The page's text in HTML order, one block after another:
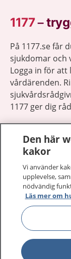
1177–
På 1177.se får
sjukdomar och
Logga in för att
vårdärenden.
1177 ger dig
1177 på flera
Om 1177
Kontakt
Den här
kakor
Vi använder
upplevelse,
nödvändig
Läs mer om